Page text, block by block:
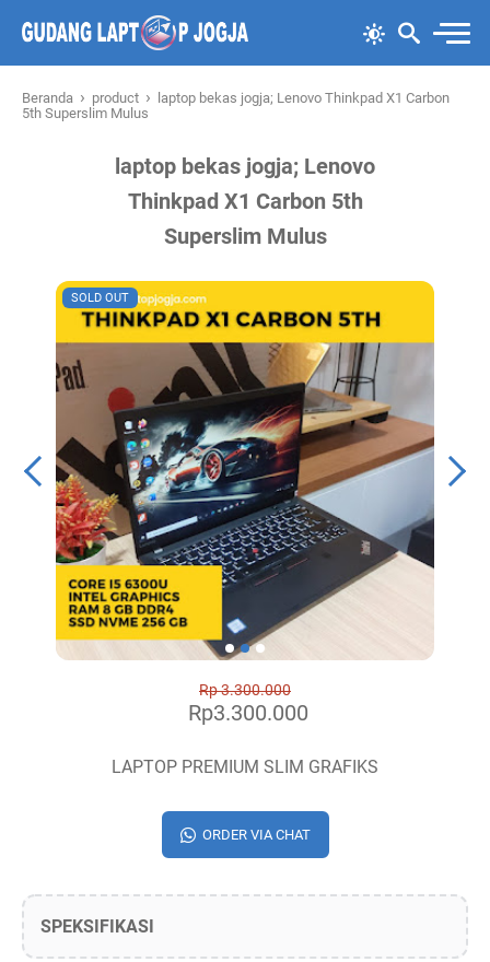
Beranda › product ›
laptop bekas jogja; Lenovo Thinkpad X1 Carbon
5th Superslim Mulus
laptop bekas jogja; Lenovo
Thinkpad X1 Carbon 5th
Superslim Mulus
SOLD OUT
Rp 3.300.000
Rp3.300.000
LAPTOP PREMIUM SLIM GRAFIKS
ORDER VIA CHAT
SPEKSIFIKASI